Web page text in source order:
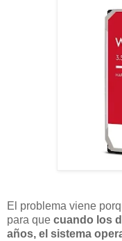
El problema viene
para que cuando los
años, el sistema